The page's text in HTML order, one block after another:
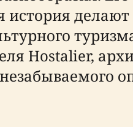
история
Hostalier,